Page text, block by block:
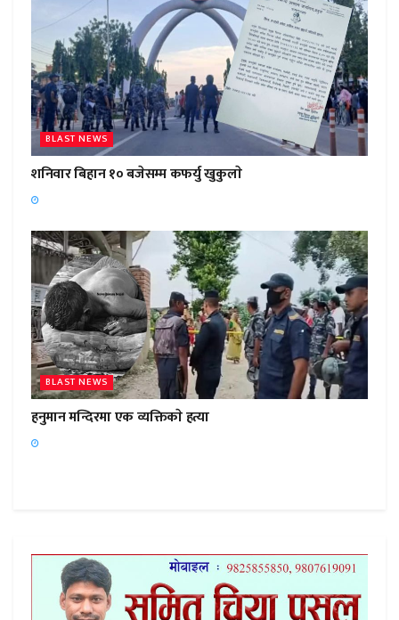
BLAST NEWS
शनिवार बिहान १० बजेसम्म कफर्यु खुकुलाे
BLAST NEWS
हनुमान मन्दिरमा एक व्यक्तिकाे हत्या